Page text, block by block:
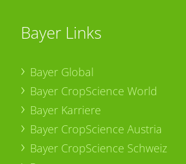
Bayer Links
Bayer Global
Bayer CropScience World
Bayer Karriere
Bayer CropScience Austria
Bayer CropScience Schweiz